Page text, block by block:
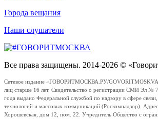
Города вещания
Наши слушатели
Все права защищены. 2014-2026 ©
Сетевое издание «ГОВОРИТМОСКВА.РУ/
лиц старше 16 лет. Свидетельство о регистрации СМИ Эл №
года выдано Федеральной службой по надзору в сфере
технологий и массовых коммуникаций (Роскомнадзор).
Хорошевская, дом 12, пом. 22. Учредитель Общество с